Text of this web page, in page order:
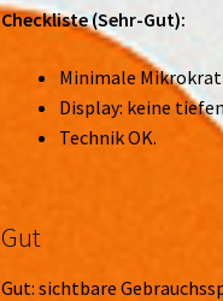
Checkliste (Sehr-Gut):
Minimale
Display: keine
Technik OK.
Gut
Gut: sichtbare